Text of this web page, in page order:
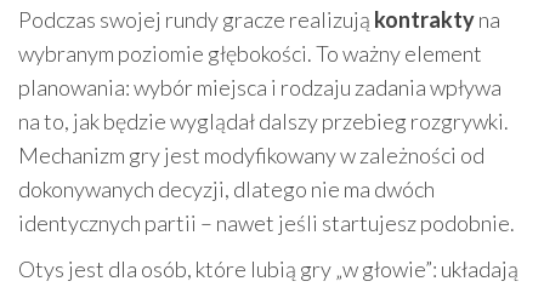
Podczas swojej rundy gracze realizują kontraktyna
wybranym poziomie głębokości. To ważny element
planowania: wybór miejsca i rodzaju zadania wpływa
na to, jak będzie wyglądał dalszy przebieg rozgrywki.
Mechanizm gry jest modyfikowany w zależności od
dokonywanych decyzji, dlatego nie ma dwóch
identycznych partii – nawet jeśli startujesz podobnie.
Otys jest dla osób, które lubią gry „w głowie”: układają